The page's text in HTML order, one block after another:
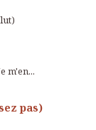
m'en...
pas)